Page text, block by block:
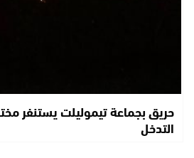
حريق بجماعة تيموليلت يستنفر
التدخل